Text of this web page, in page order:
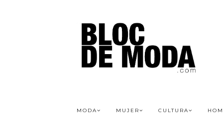
MODA MUJER CULTURA